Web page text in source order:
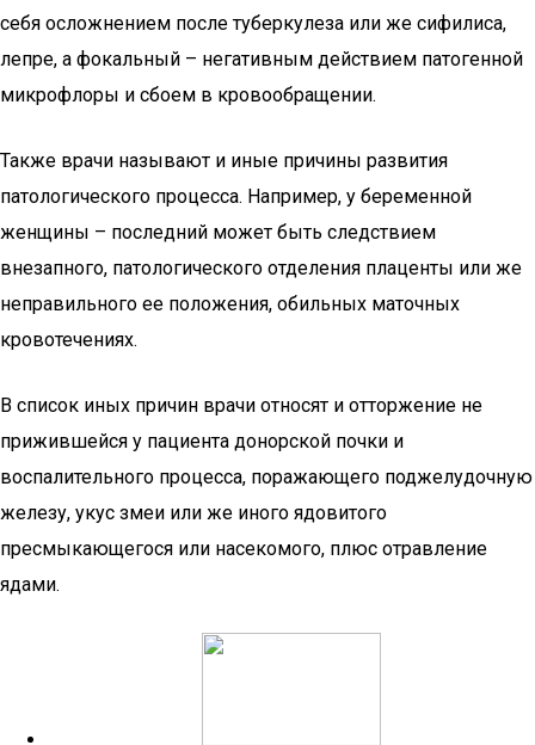
себя осложнением после туберкулеза или же сифилиса,
лепре, а фокальный – негативным действием патогенной
микрофлоры и сбоем в кровообращении.
Также врачи называют и иные причины развития
патологического процесса. Например, у беременной
женщины – последний может быть следствием
внезапного, патологического отделения плаценты или же
неправильного ее положения, обильных маточных
кровотечениях.
В список иных причин врачи относят и отторжение не
прижившейся у пациента донорской почки и
воспалительного процесса, поражающего поджелудочную
железу, укус змеи или же иного ядовитого
пресмыкающегося или насекомого, плюс отравление
ядами.